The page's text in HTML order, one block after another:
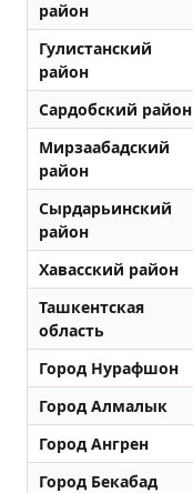
район
Гулистанский
район
Сардобский район
Мирзаабадский
район
Сырдарьинский
район
Хавасский район
Ташкентская
область
Город Нурафшон
Город Алмалык
Город Ангрен
Город Бекабад